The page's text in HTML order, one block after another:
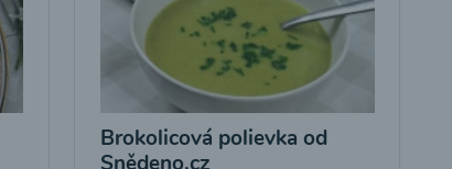
Brokolicová polievka od
Snědeno.cz